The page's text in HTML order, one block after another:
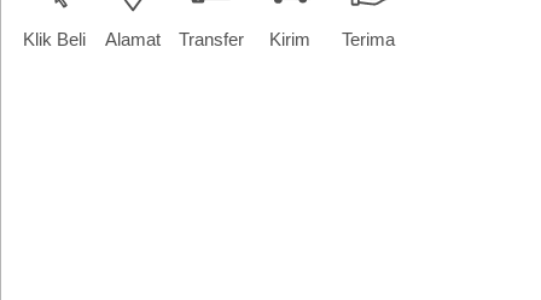
Klik Beli Alamat Transfer Kirim Terima